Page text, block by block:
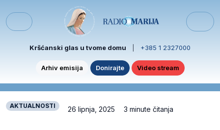
Menu
Kršćanski glas u tvome domu +385 1 2327000
Arhiv emisija Donirajte Video stream
AKTUALNOSTI 26 lipnja, 2025 3 minute čitanja